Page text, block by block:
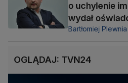
o uchylenie
wydał
Bartłomiej Plewnia
OGLĄDAJ: TVN24